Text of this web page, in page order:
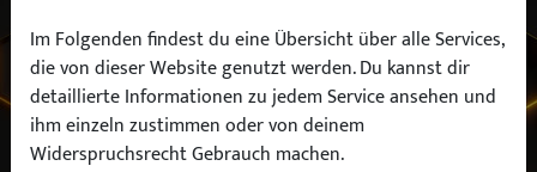
SUCHEN
Im Folgenden findest du eine Übersicht über alle Services,
die von dieser Website genutzt werden. Du kannst dir
detaillierte Informationen zu jedem Service ansehen und
ihm einzeln zustimmen oder von deinem
Widerspruchsrecht Gebrauch machen.